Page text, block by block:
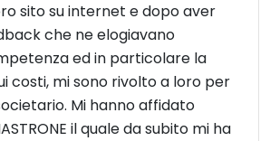
sito su internet e dopo aver
che ne elogiavano
ed in particolare la
costi, mi sono rivolto a loro per
Mi hanno affidato
il quale da subito mi ha